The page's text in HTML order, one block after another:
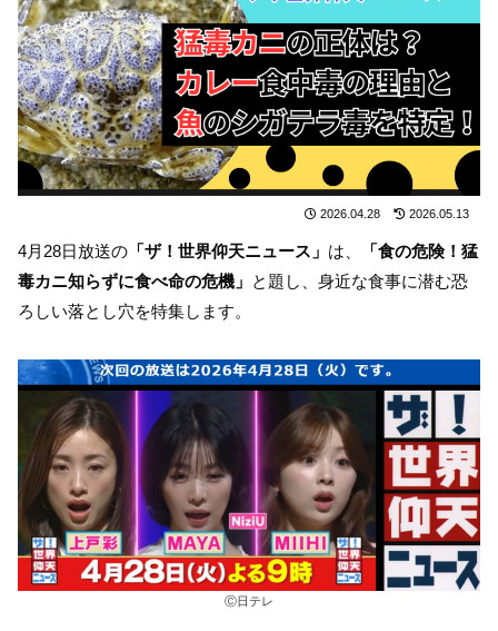
2026.04.28 2026.05.13
4月28日放送の 「ザ！世界仰天ニュース」 は、
「食の危険！猛
毒カニ知らずに食べ命の危機」 と題し、身近な食事に潜む恐
ろしい落とし穴を特集します。
Ⓒ日テレ